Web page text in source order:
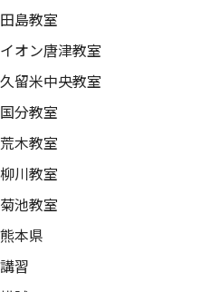
田島教室
イオン唐津教室
久留米中央教室
国分教室
荒木教室
柳川教室
菊池教室
熊本県
講習